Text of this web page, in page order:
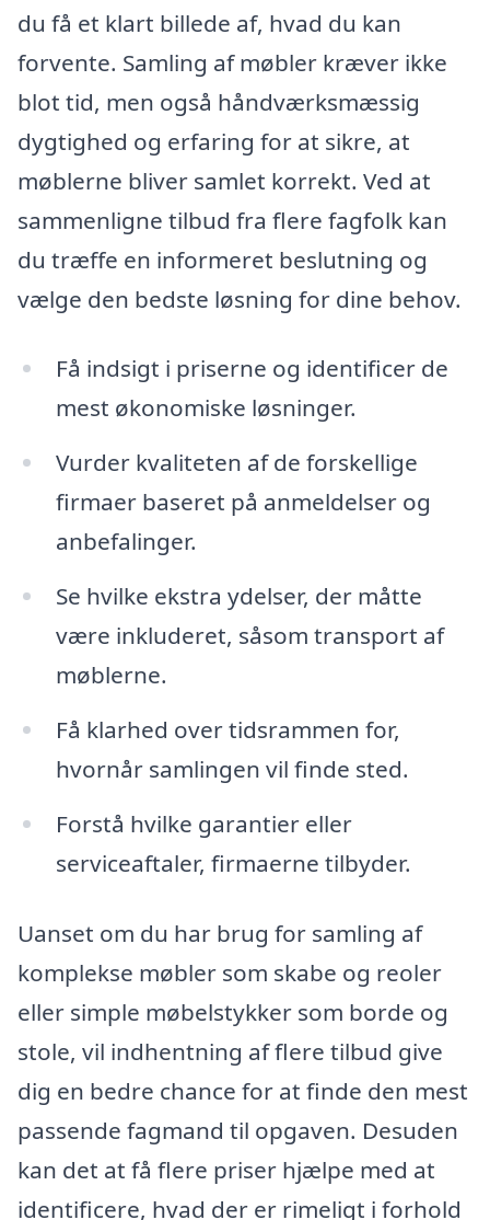
du få et klart billede af, hvad du kan
forvente. Samling af møbler kræver ikke
blot tid, men også håndværksmæssig
dygtighed og erfaring for at sikre, at
møblerne bliver samlet korrekt. Ved at
sammenligne tilbud fra flere fagfolk kan
du træffe en informeret beslutning og
vælge den bedste løsning for dine behov.
Få indsigt i priserne og identificer de
mest økonomiske løsninger.
Vurder kvaliteten af de forskellige
firmaer baseret på anmeldelser og
anbefalinger.
Se hvilke ekstra ydelser, der måtte
være inkluderet, såsom transport af
møblerne.
Få klarhed over tidsrammen for,
hvornår samlingen vil finde sted.
Forstå hvilke garantier eller
serviceaftaler, firmaerne tilbyder.
Uanset om du har brug for samling af
komplekse møbler som skabe og reoler
eller simple møbelstykker som borde og
stole, vil indhentning af flere tilbud give
dig en bedre chance for at finde den mest
passende fagmand til opgaven. Desuden
kan det at få flere priser hjælpe med at
identificere, hvad der er rimeligt i forhold